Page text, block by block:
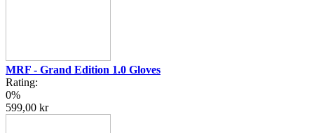
MRF - Grand Edition 1.0 Gloves
Rating:
0%
599,00 kr